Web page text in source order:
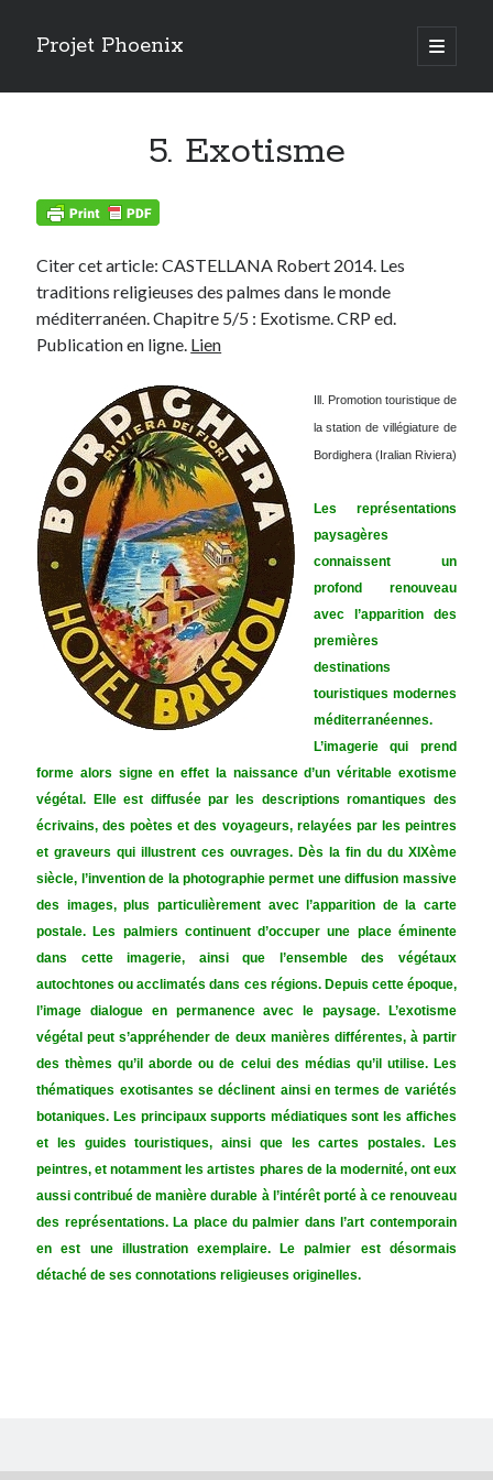
Projet Phoenix
open
primary
Sidebar
RISQUE DE CHUTES DE PALMIERS
Risques phytosanitaires et logiques d’acteurs
RENDEZ VOUS AUX JARDINS 2024
LUTTE PAR INJECTION (ARECAP 2023)
STERILE INSECT TECHNIQUE (SALVADEGLET 2023)
BIOCONTROLE (SAUVONS NOS PALMIERS 2023)
CHAMPIGNONS ENTOMOPATHOGENES
5. Exotisme
Citer cet article: CASTELLANA Robert 2014. Les
traditions religieuses des palmes dans le monde
méditerranéen. Chapitre 5/5 : Exotisme. CRP ed.
Publication en ligne. Lien
Ill. Promotion touristique de
la station de villégiature de
Bordighera (Iralian Riviera)
Les représentations
paysagères
connaissent un
profond renouveau
avec l’apparition des
premières
destinations
touristiques modernes
méditerranéennes.
L’imagerie qui prend
forme alors signe en effet la naissance d’un véritable exotisme
végétal. Elle est diffusée par les descriptions romantiques des
écrivains, des poètes et des voyageurs, relayées par les peintres
et graveurs qui illustrent ces ouvrages. Dès la fin du du XIXème
siècle, l’invention de la photographie permet une diffusion massive
des images, plus particulièrement avec l’apparition de la carte
postale. Les palmiers continuent d’occuper une place éminente
dans cette imagerie, ainsi que l’ensemble des végétaux
autochtones ou acclimatés dans ces régions. Depuis cette époque,
l’image dialogue en permanence avec le paysage. L’exotisme
végétal peut s’appréhender de deux manières différentes, à partir
des thèmes qu’il aborde ou de celui des médias qu’il utilise. Les
thématiques exotisantes se déclinent ainsi en termes de variétés
botaniques. Les principaux supports médiatiques sont les affiches
et les guides touristiques, ainsi que les cartes postales. Les
peintres, et notamment les artistes phares de la modernité, ont eux
aussi contribué de manière durable à l’intérêt porté à ce renouveau
des représentations. La place du palmier dans l’art contemporain
en est une illustration exemplaire. Le palmier est désormais
détaché de ses connotations religieuses originelles.